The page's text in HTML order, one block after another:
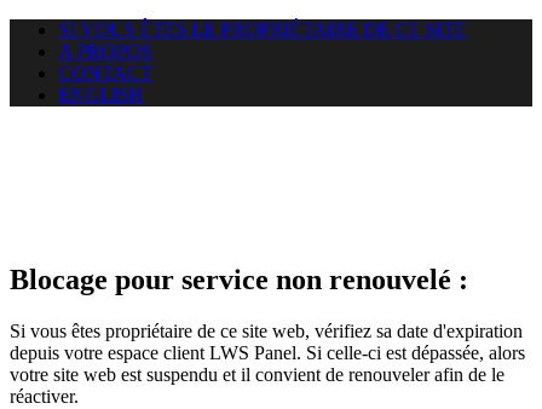
SI VOUS ÊTES LE PROPRIÉTAIRE DE CE SITE
A PROPOS
CONTACT
ENGLISH
Blocage pour service non renouvelé :
Si vous êtes propriétaire de ce site web, vérifiez sa date d'expiration
depuis votre espace client LWS Panel. Si celle-ci est dépassée, alors
votre site web est suspendu et il convient de renouveler afin de le
réactiver.